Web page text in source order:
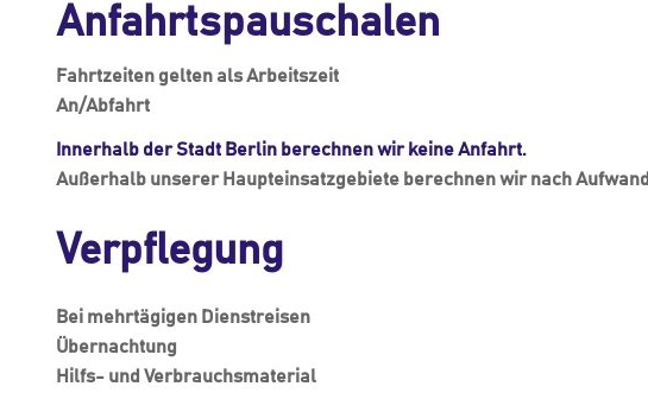
Anfahrtspauschalen
Fahrtzeiten gelten als Arbeitszeit
An/Abfahrt
Innerhalb der Stadt Berlin berechnen wir keine Anfahrt.
Außerhalb unserer Haupteinsatzgebiete berechnen wir nach Aufwand
Verpflegung
Bei mehrtägigen Dienstreisen
Übernachtung
Hilfs- und Verbrauchsmaterial